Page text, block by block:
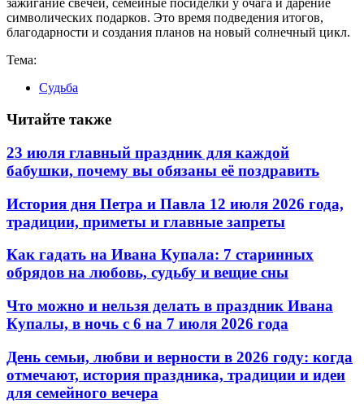
зажигание свечей, семейные посиделки у очага и дарение
символических подарков. Это время подведения итогов,
благодарности и создания планов на новый солнечный цикл.
Тема:
Судьба
Читайте также
23 июля главный праздник для каждой
бабушки, почему вы обязаны её поздравить
История дня Петра и Павла 12 июля 2026 года,
традиции, приметы и главные запреты
Как гадать на Ивана Купала: 7 старинных
обрядов на любовь, судьбу и вещие сны
Что можно и нельзя делать в праздник Ивана
Купалы, в ночь с 6 на 7 июля 2026 года
День семьи, любви и верности в 2026 году: когда
отмечают, история праздника, традиции и идеи
для семейного вечера